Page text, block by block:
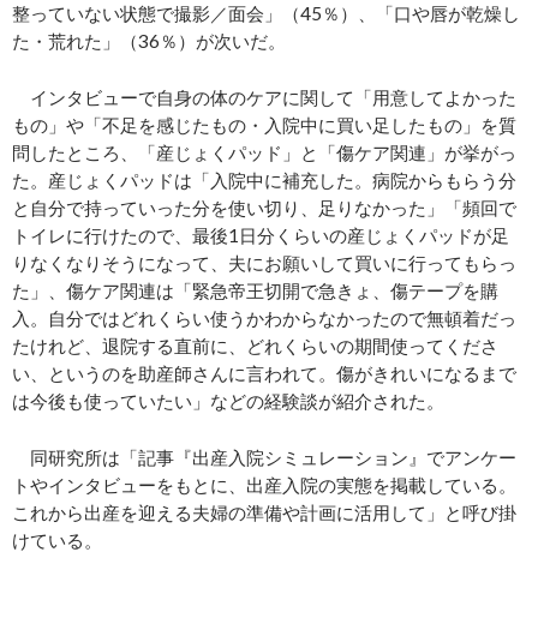
整っていない状態で撮影／面会」（45％）、「口や唇が乾燥し
た・荒れた」（36％）が次いだ。
インタビューで自身の体のケアに関して「用意してよかった
もの」や「不足を感じたもの・入院中に買い足したもの」を質
問したところ、「産じょくパッド」と「傷ケア関連」が挙がっ
た。産じょくパッドは「入院中に補充した。病院からもらう分
と自分で持っていった分を使い切り、足りなかった」「頻回で
トイレに行けたので、最後1日分くらいの産じょくパッドが足
りなくなりそうになって、夫にお願いして買いに行ってもらっ
た」、傷ケア関連は「緊急帝王切開で急きょ、傷テープを購
入。自分ではどれくらい使うかわからなかったので無頓着だっ
たけれど、退院する直前に、どれくらいの期間使ってくださ
い、というのを助産師さんに言われて。傷がきれいになるまで
は今後も使っていたい」などの経験談が紹介された。
同研究所は「記事『出産入院シミュレーション』でアンケー
トやインタビューをもとに、出産入院の実態を掲載している。
これから出産を迎える夫婦の準備や計画に活用して」と呼び掛
けている。